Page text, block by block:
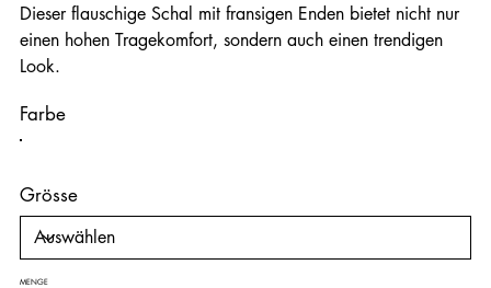
Dieser flauschige Schal mit fransigen Enden bietet nicht nur
einen hohen Tragekomfort, sondern auch einen trendigen
Look.
Farbe
Grösse
MENGE